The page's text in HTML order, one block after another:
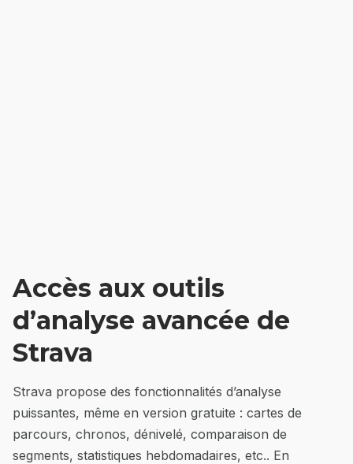
Accès aux outils
d’analyse avancée de
Strava
Strava propose des fonctionnalités d’analyse
puissantes, même en version gratuite : cartes de
parcours, chronos, dénivelé, comparaison de
segments, statistiques hebdomadaires, etc.. En